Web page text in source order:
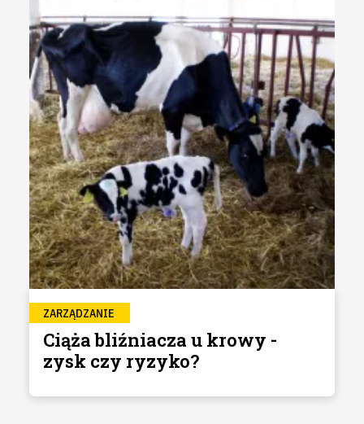
ZARZĄDZANIE
Ciąża bliźniacza u krowy -
zysk czy ryzyko?